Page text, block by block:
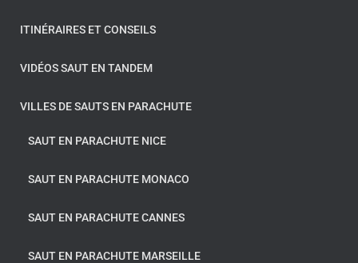
ITINÉRAIRES ET CONSEILS
VIDÉOS SAUT EN TANDEM
VILLES DE SAUTS EN PARACHUTE
SAUT EN PARACHUTE NICE
SAUT EN PARACHUTE MONACO
SAUT EN PARACHUTE CANNES
SAUT EN PARACHUTE MARSEILLE